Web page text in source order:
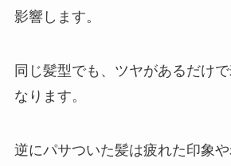
影響します。
同じ髪型でも、ツヤがあるだけ
なります。
逆にパサついた髪は疲れた印象